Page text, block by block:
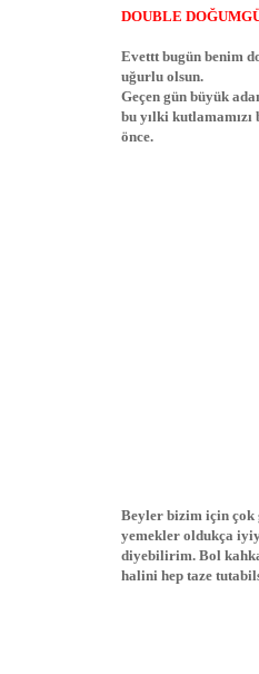
DOUBLE
Evettt bugün benim
uğurlu olsun.
Geçen gün büyük
bu yılki
önce.
Beyler bizim için çok
yemekler oldukça
diyebilirim. Bol
halini hep taze